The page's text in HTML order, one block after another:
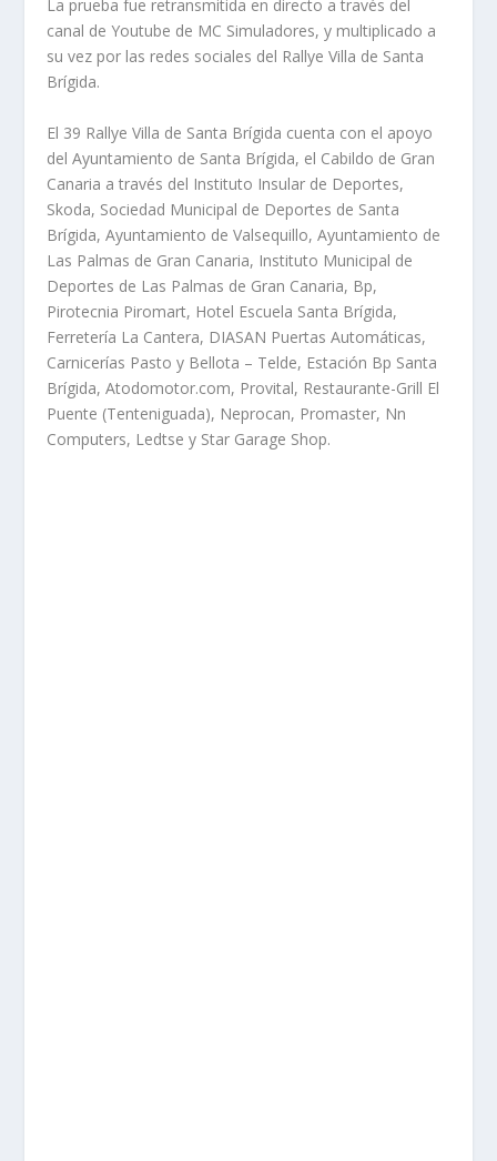
La prueba fue retransmitida en directo a través del
canal de Youtube de MC Simuladores, y multiplicado a
su vez por las redes sociales del Rallye Villa de Santa
Brígida.
El 39 Rallye Villa de Santa Brígida cuenta con el apoyo
del Ayuntamiento de Santa Brígida, el Cabildo de Gran
Canaria a través del Instituto Insular de Deportes,
Skoda, Sociedad Municipal de Deportes de Santa
Brígida, Ayuntamiento de Valsequillo, Ayuntamiento de
Las Palmas de Gran Canaria, Instituto Municipal de
Deportes de Las Palmas de Gran Canaria, Bp,
Pirotecnia Piromart, Hotel Escuela Santa Brígida,
Ferretería La Cantera, DIASAN Puertas Automáticas,
Carnicerías Pasto y Bellota – Telde, Estación Bp Santa
Brígida, Atodomotor.com, Provital, Restaurante-Grill El
Puente (Tenteniguada), Neprocan, Promaster, Nn
Computers, Ledtse y Star Garage Shop.